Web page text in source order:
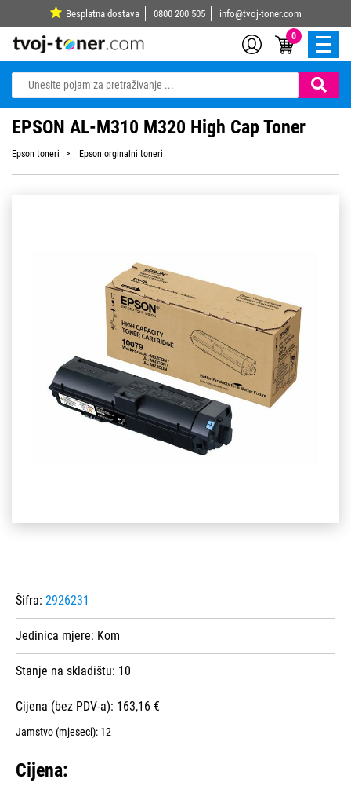
Besplatna dostava 0800 200 505 info@tvoj-toner.com
0
EPSON AL-M310 M320 High Cap Toner
Epson toneri Epson orginalni toneri
Šifra: 2926231
Jedinica mjere: Kom
Stanje na skladištu: 10
Cijena (bez PDV-a): 163,16 €
Jamstvo (mjeseci): 12
Cijena: